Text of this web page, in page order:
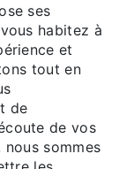
ses
habitez à
et
tout en
de
de vos
nous sommes